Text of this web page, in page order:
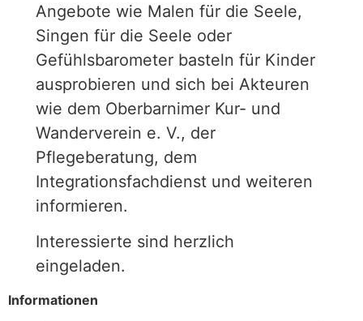
Angebote wie Malen für die Seele,
Singen für die Seele oder
Gefühlsbarometer basteln für Kinder
ausprobieren und sich bei Akteuren
wie dem Oberbarnimer Kur- und
Wanderverein e. V., der
Pflegeberatung, dem
Integrationsfachdienst und weiteren
informieren.
Interessierte sind herzlich
eingeladen.
Informationen